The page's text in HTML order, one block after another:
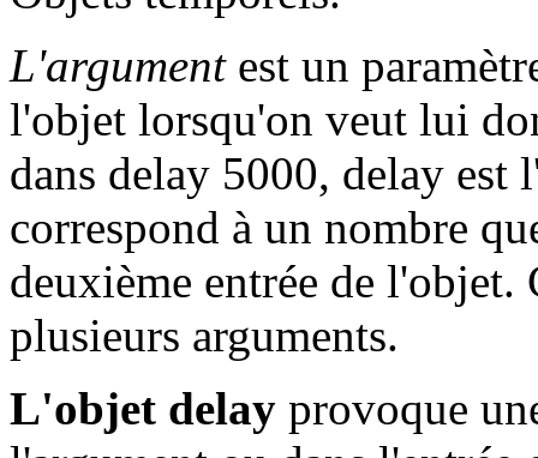
L'argumentest un
l'objet lorsqu'on veut lui
dans delay 5000, delay
correspond à un nombre
deuxième entrée de l'objet.
plusieurs arguments.
L'objet delay provoque